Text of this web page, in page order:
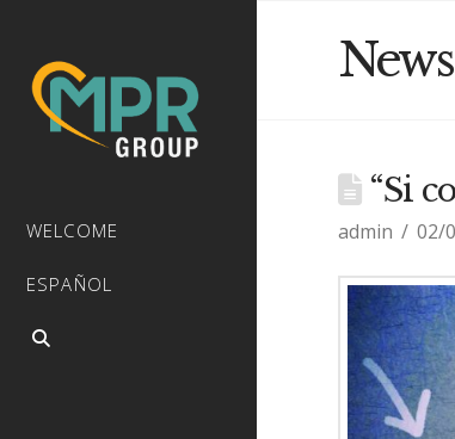
WELCOME
ESPAÑOL
“Si
admin 02/